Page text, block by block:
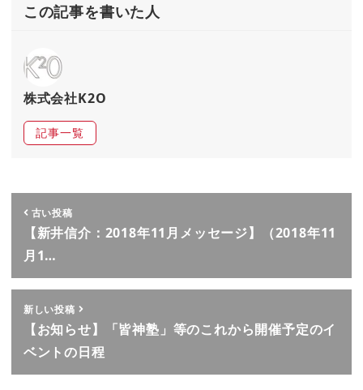
この記事を書いた人
株式会社K2O
記事一覧
古い投稿
【新井信介：2018年11月メッセージ】（2018年11
月1…
新しい投稿
【お知らせ】「皆神塾」等のこれから開催予定のイ
ベントの日程